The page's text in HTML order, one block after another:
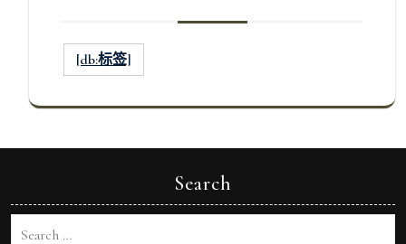
[db:标签]
Search